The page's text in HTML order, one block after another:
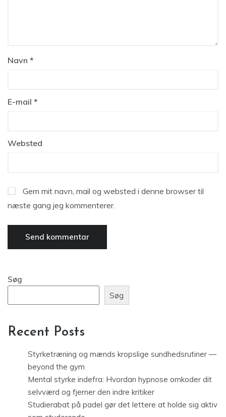
Navn *
E-mail *
Websted
Gem mit navn, mail og websted i denne browser til
næste gang jeg kommenterer.
Søg
Søg
Recent Posts
Styrketræning og mænds kropslige sundhedsrutiner —
beyond the gym
Mental styrke indefra: Hvordan hypnose omkoder dit
selvværd og fjerner den indre kritiker
Studierabat på padel gør det lettere at holde sig aktiv